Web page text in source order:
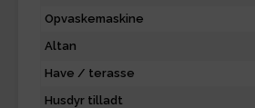
Opvaskemaskine
Altan
Have / terasse
Husdyr tilladt